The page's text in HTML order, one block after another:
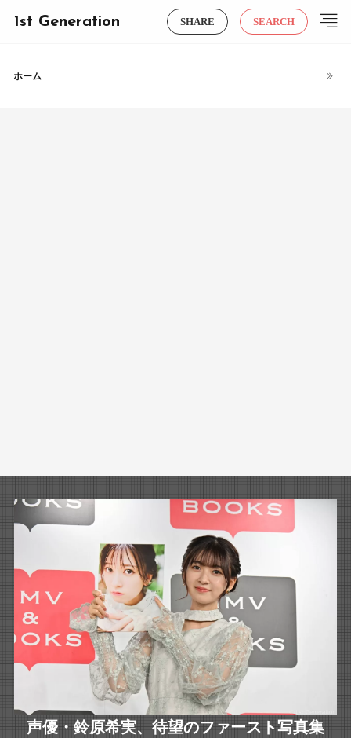
1st Generation SHARE SEARCH
ホーム
声優・鈴原希実、待望のファースト写真集